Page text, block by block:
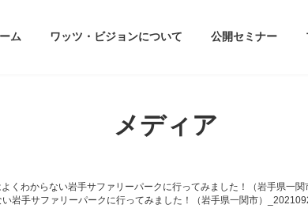
ム ワッツ・ビジョンについて 公開セミナー
メディア
くわからない岩手サファリーパークに行ってみました！（岩手県一
岩手サファリーパークに行ってみました！（岩手県一関市）